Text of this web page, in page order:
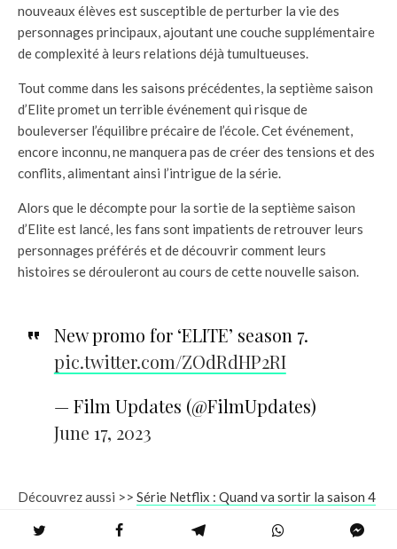
nouveaux élèves est susceptible de perturber la vie des
personnages principaux, ajoutant une couche supplémentaire
de complexité à leurs relations déjà tumultueuses.
Tout comme dans les saisons précédentes, la septième saison
d’Elite promet un terrible événement qui risque de
bouleverser l’équilibre précaire de l’école. Cet événement,
encore inconnu, ne manquera pas de créer des tensions et des
conflits, alimentant ainsi l’intrigue de la série.
Alors que le décompte pour la sortie de la septième saison
d’Elite est lancé, les fans sont impatients de retrouver leurs
personnages préférés et de découvrir comment leurs
histoires se dérouleront au cours de cette nouvelle saison.
New promo for ‘ELITE’ season 7.
pic.twitter.com/ZOdRdHP2RI
— Film Updates (@FilmUpdates)
June 17, 2023
Découvrez aussi >> Série Netflix : Quand va sortir la saison 4
Qui est le frère de Berlin dans «La Casa de Papel » ?